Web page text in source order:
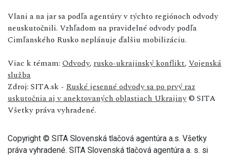
Vlani a na jar sa podľa agentúry v týchto regiónoch odvody
neuskutočnili. Vzhľadom na pravidelné odvody podľa
Cimľanského Rusko neplánuje ďalšiu mobilizáciu.
Viac k témam: Odvody, rusko-ukrajinský konflikt, Vojenská
služba
Zdroj: SITA.sk - Ruské jesenné odvody sa po prvý raz
uskutočnia aj v anektovaných oblastiach Ukrajiny© SITA
Všetky práva vyhradené.
Copyright © SITA Slovenská tlačová agentúra a.s. Všetky
práva vyhradené. SITA Slovenská tlačová agentúra a. s. si